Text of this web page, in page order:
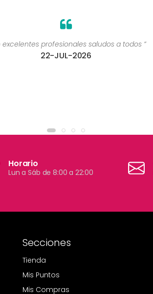
excelentes profesionales saludos a todos ”
22-JUL-2026
Horario
Lun a Sáb de 8:00 a 22:00
Secciones
Tienda
Mis Puntos
Mis Compras